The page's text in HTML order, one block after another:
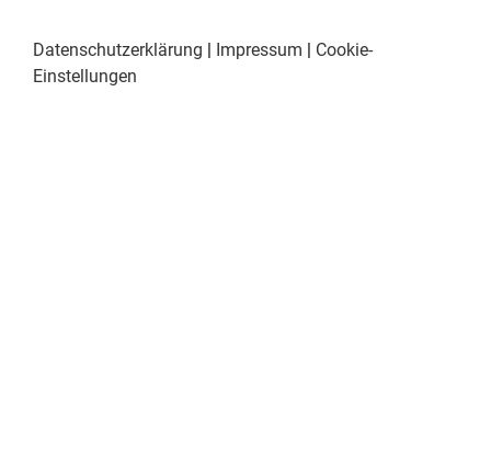
Datenschutzerklärung Impressum
Cookie-
Einstellungen